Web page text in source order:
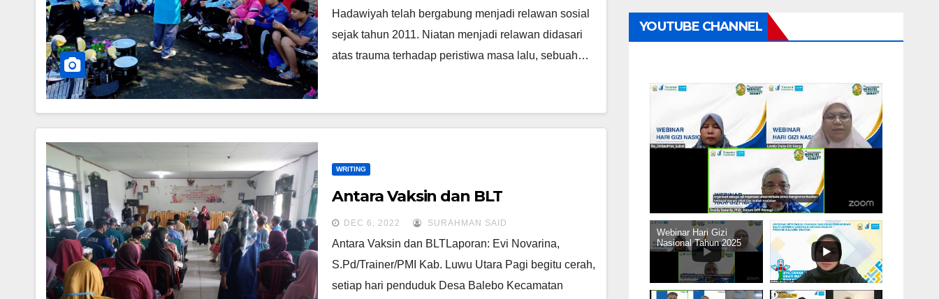
Hadawiyah telah bergabung menjadi relawan sosial
sejak tahun 2011. Niatan menjadi relawan didasari
atas trauma terhadap peristiwa masa lalu, sebuah…
WRITING
Antara Vaksin dan BLT
DEC 6, 2022 SURAHMAN SAID
Antara Vaksin dan BLTLaporan: Evi Novarina,
S.Pd/Trainer/PMI Kab. Luwu Utara Pagi begitu cerah,
setiap hari penduduk Desa Balebo Kecamatan
YOUTUBE CHANNEL
Webinar Hari Gizi
Nasional Tahun 2025